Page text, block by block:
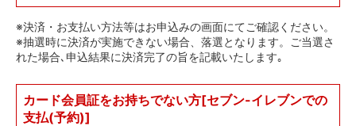
※決済・お支払い方法等はお申込みの画面にてご確認ください。
※抽選時に決済が実施できない場合、落選となります。ご当選さ
れた場合､申込結果に決済完了の旨を記載いたします｡
カード会員証をお持ちでない方[セブン-イレブンでの
支払(予約)]